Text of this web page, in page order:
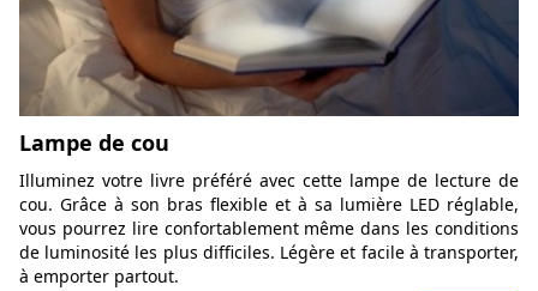
Lampe de cou
Illuminez votre livre préféré avec cette lampe de lecture de
cou. Grâce à son bras flexible et à sa lumière LED réglable,
vous pourrez lire confortablement même dans les conditions
de luminosité les plus difficiles. Légère et facile à transporter,
à emporter partout.